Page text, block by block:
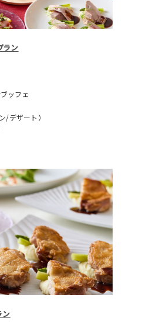
ン
ッフェ
/デザート）